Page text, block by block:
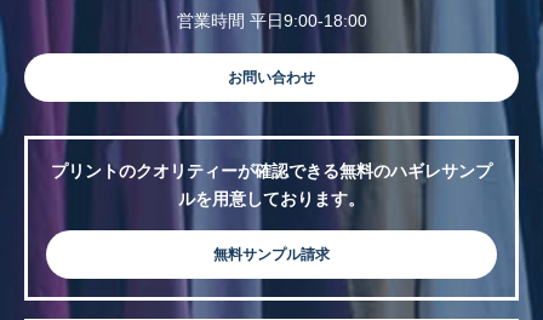
営業時間 平日9:00-18:00
お問い合わせ
プリントのクオリティーが確認できる無料のハギレサンプ
ルを用意しております。
無料サンプル請求